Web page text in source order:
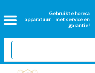
Gebruikte horeca
apparatuur.... met service en
garantie!
Startseite
Catering-Ausstattung aus